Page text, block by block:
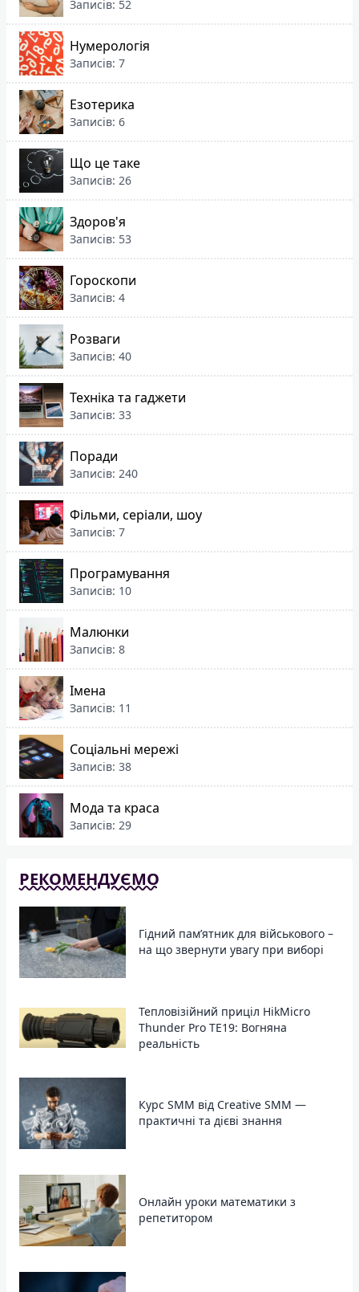
Записів: 52
Нумерологія
Записів: 7
Езотерика
Записів: 6
Що це таке
Записів: 26
Здоров'я
Записів: 53
Гороскопи
Записів: 4
Розваги
Записів: 40
Техніка та гаджети
Записів: 33
Поради
Записів: 240
Фільми, серіали, шоу
Записів: 7
Програмування
Записів: 10
Малюнки
Записів: 8
Імена
Записів: 11
Соціальні мережі
Записів: 38
Мода та краса
Записів: 29
РЕКОМЕНДУЄМО
Гідний пам’ятник для військового –
на що звернути увагу при виборі
Тепловізійний приціл HikMicro
Thunder Pro TE19: Вогняна
реальність
Курс SMM від Creative SMM —
практичні та дієві знання
Онлайн уроки математики з
репетитором